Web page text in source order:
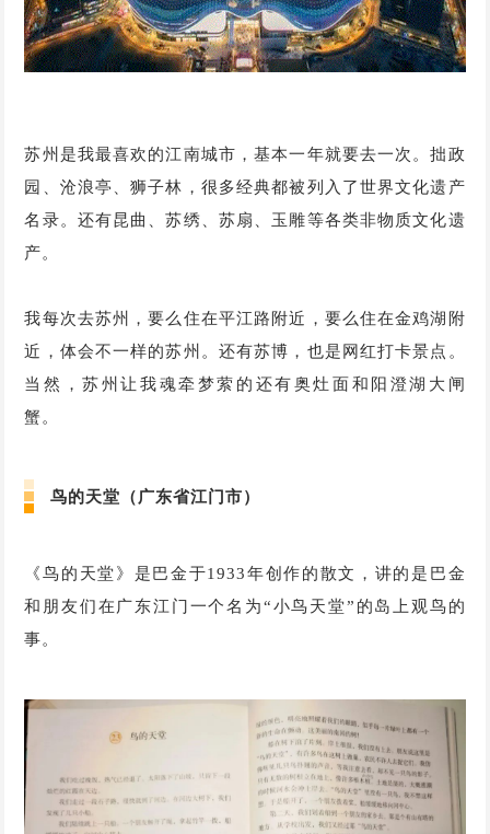
苏州是我最喜欢的江南城市，基本一年就要去一次。拙政
园、沧浪亭、狮子林，很多经典都被列入了世界文化遗产
名录。还有昆曲、苏绣、苏扇、玉雕等各类非物质文化遗
产。
我每次去苏州，要么住在平江路附近，要么住在金鸡湖附
近，体会不一样的苏州。还有苏博，也是网红打卡景点。
当然，苏州让我魂牵梦萦的还有奥灶面和阳澄湖大闸
蟹。
鸟的天堂（广东省江门市）
《鸟的天堂》是巴金于1933年创作的散文，讲的是巴金
和朋友们在广东江门一个名为“小鸟天堂”的岛上观鸟的
事。